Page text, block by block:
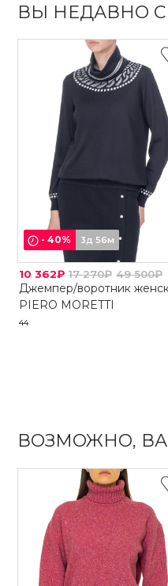
ВЫ НЕДАВНО
-40% 3д 56м
10 362₽ 17 270₽ 49 500₽
Джемпер/воротник
PIERO MORETTI
44
ВОЗМОЖНО,